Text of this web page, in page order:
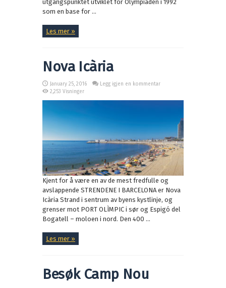
utgangspunktet utviklet for Olympiaden i 1992
som en base for ...
Les mer »
Nova Icària
January 25, 2016
Legg igjen en kommentar
2,253 Visninger
Kjent for å være en av de mest fredfulle og
avslappende STRENDENE I BARCELONA er Nova
Icària Strand i sentrum av byens kystlinje, og
grenser mot PORT OLÌMPIC i sør og Espigó del
Bogatell – moloen i nord. Den 400 ...
Les mer »
Besøk Camp Nou